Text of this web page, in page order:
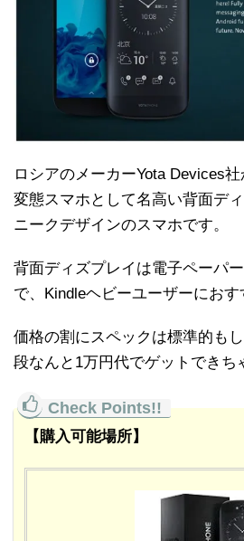
ロシアのメーカーYota Devices
変態スマホとして名高い背面デ
ニークデザインのスマホです。
背面ディズプレイは電子ペーパ
で、Kindleヘビーユーザーにおす
価格の割にスペックは標準的も
段なんと1万円代でゲットできち
【購入可能場所】